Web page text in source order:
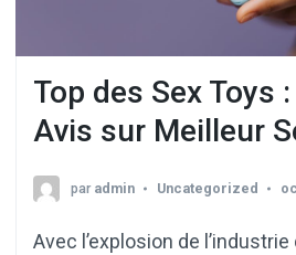
Top des Sex Toys
Avis sur Meilleur
par admin Uncategorized
Avec l’explosion de